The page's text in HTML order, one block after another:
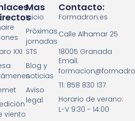
Mas
Inicio
Próximas
jornadas
STS
Blog y
noticias
Aviso
legal
XXI
viento
Contacto:
Formadron.es
Calle Alhamar 25
18005 Granada
Email:
Tl: 858 830 137
Horario de verano:
L-V 9:30 - 14:00